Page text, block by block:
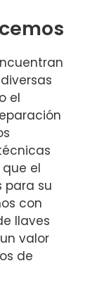
el
el
para su
con
llaves
valor
de